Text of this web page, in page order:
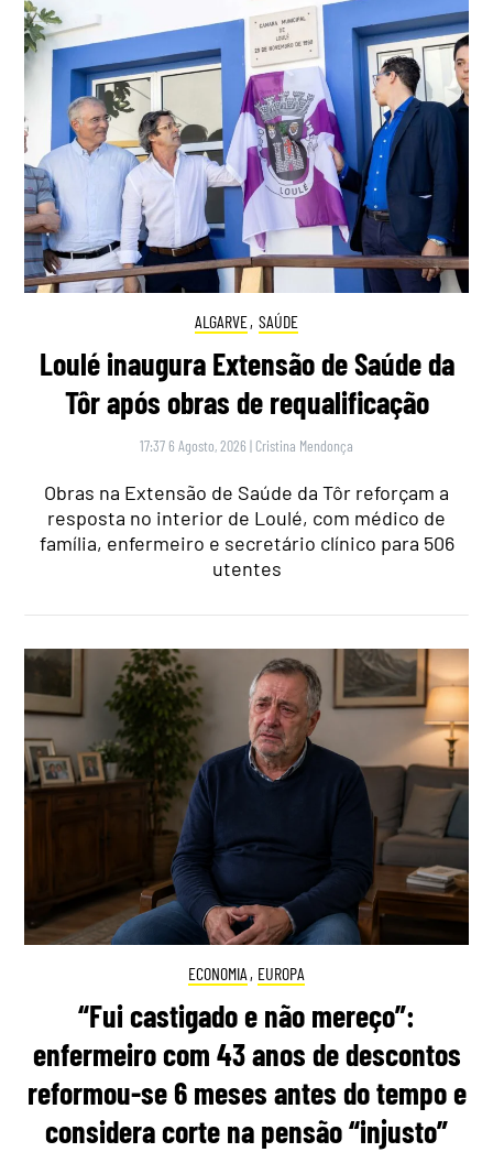
ALGARVE, SAÚDE
Loulé inaugura Extensão de Saúde da
Tôr após obras de requalificação
17:37 6 Agosto, 2026 | Cristina Mendonça
Obras na Extensão de Saúde da Tôr reforçam a
resposta no interior de Loulé, com médico de
família, enfermeiro e secretário clínico para 506
utentes
ECONOMIA , EUROPA
“Fui castigado e não mereço”:
enfermeiro com 43 anos de descontos
reformou-se 6 meses antes do tempo e
considera corte na pensão “injusto”